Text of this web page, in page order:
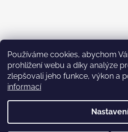
Používáme cookies, abychom
prohlížení webu a díky analýze
zlepšovali jeho funkce, výkon a
informací